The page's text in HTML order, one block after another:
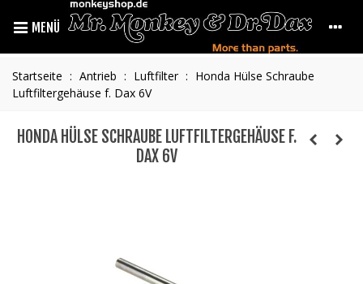
MENÜ
Startseite : Antrieb : Luftfilter : Honda Hülse Schraube
Luftfiltergehäuse f. Dax 6V
HONDA HÜLSE SCHRAUBE LUFTFILTERGEHÄUSE F.
DAX 6V